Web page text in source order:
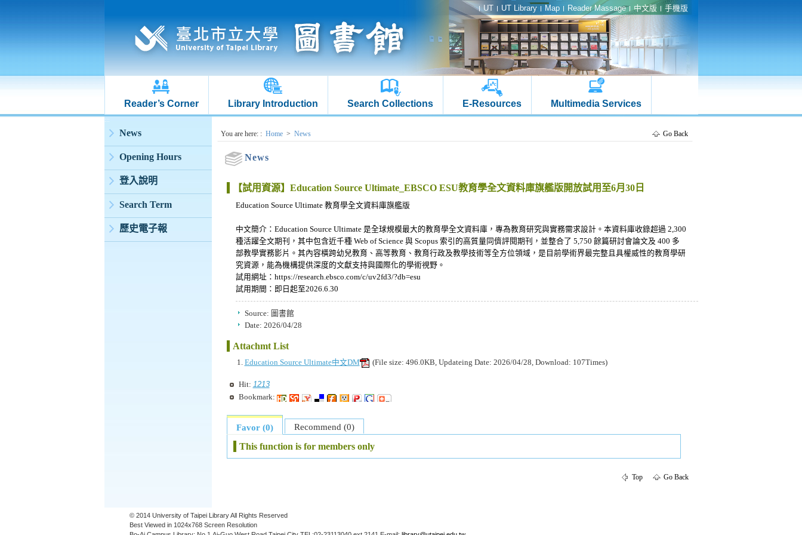
UT UT Library Map Reader Massage 中文版 手機版
Reader’s Corner Library Introduction Search Collections E-Resources Multimedia Services
:::
News
Opening Hours
登入說明
Search Term
歷史電子報
:::You are here: : Home > News Go Back
News
【試用資源】Education Source Ultimate_EBSCO ESU教育學全文資料庫旗艦版開放試用至6月30日
Education Source Ultimate 教育學全文資料庫旗艦版
中文簡介：Education Source Ultimate 是全球規模最大的教育學全文資料庫，專為教育研究與實務需求設計。本資料庫收錄超過 2,300
種活躍全文期刊，其中包含近千種 Web of Science 與 Scopus 索引的高質量同儕評閱期刊，並整合了 5,750 餘篇研討會論文及 400 多
部教學實務影片。其內容橫跨幼兒教育、高等教育、教育行政及教學技術等全方位領域，是目前學術界最完整且具權威性的教育學研
究資源，能為機構提供深度的文獻支持與國際化的學術視野。
試用網址：https://research.ebsco.com/c/uv2fd3/?db=esu
試用期間：即日起至2026.6.30
Source: 圖書館
Date: 2026/04/28
Attachmt List
Education Source Ultimate中文DM (File size: 496.0KB, Updateing Date: 2026/04/28, Download: 107Times)
Hit: 1213
Bookmark:
Favor (0)
Recommend (0)
This function is for members only
Top Go Back
© 2014 University of Taipei Library All Rights Reserved
Best Viewed in 1024x768 Screen Resolution